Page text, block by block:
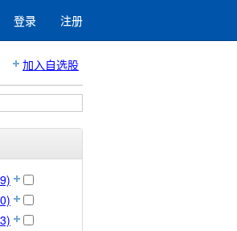
登录 注册
加入自选股